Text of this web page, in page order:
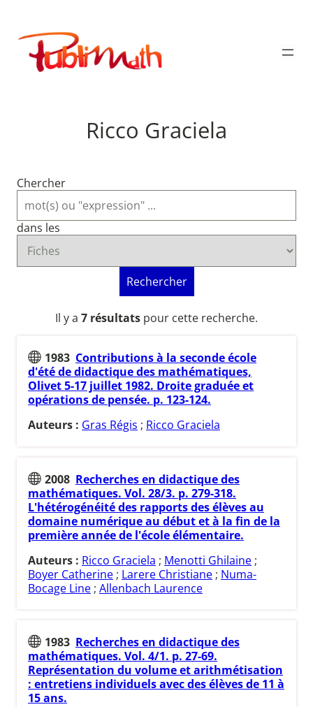
contenu
Publimath
Ricco Graciela
Chercher
dans les
Rechercher
Il y a 7 résultats pour cette recherche.
1983 Contributions à la seconde école
d'été de didactique des mathématiques,
Olivet 5-17 juillet 1982. Droite graduée et
opérations de pensée. p. 123-124.
Auteurs : Gras Régis ; Ricco Graciela
2008 Recherches en didactique des
mathématiques. Vol. 28/3. p. 279-318.
L'hétérogénéité des rapports des élèves au
domaine numérique au début et à la fin de la
première année de l'école élémentaire.
Auteurs : Ricco Graciela ; Menotti Ghilaine ;
Boyer Catherine ; Larere Christiane ; Numa-
Bocage Line ; Allenbach Laurence
1983 Recherches en didactique des
mathématiques. Vol. 4/1. p. 27-69.
Représentation du volume et arithmétisation
: entretiens individuels avec des élèves de 11 à
15 ans.